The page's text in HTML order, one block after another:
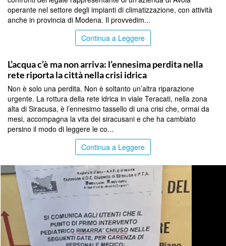
operante nel settore degli impianti di climatizzazione, con attività
anche in provincia di Modena. Il provvedim...
Continua a Leggere
L’acqua c’è ma non arriva: l’ennesima perdita nella
rete riporta la città nella crisi idrica
Non è solo una perdita. Non è soltanto un’altra riparazione
urgente. La rottura della rete idrica in viale Teracati, nella zona
alta di Siracusa, è l’ennesimo tassello di una crisi che, ormai da
mesi, accompagna la vita dei siracusani e che ha cambiato
persino il modo di leggere le co...
Continua a Leggere